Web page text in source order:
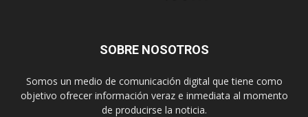
SOBRE NOSOTROS
Somos un medio de comunicación digital que tiene como
objetivo ofrecer información veraz e inmediata al momento
de producirse la noticia.